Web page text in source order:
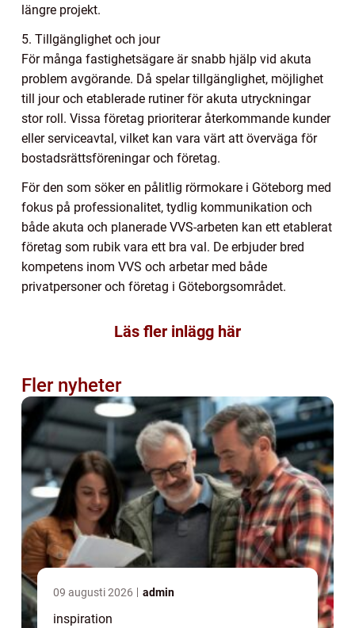
längre projekt.
5. Tillgänglighet och jour
För många fastighetsägare är snabb hjälp vid akuta
problem avgörande. Då spelar tillgänglighet, möjlighet
till jour och etablerade rutiner för akuta utryckningar
stor roll. Vissa företag prioriterar återkommande kunder
eller serviceavtal, vilket kan vara värt att överväga för
bostadsrättsföreningar och företag.
För den som söker en pålitlig rörmokare i Göteborg med
fokus på professionalitet, tydlig kommunikation och
både akuta och planerade VVS-arbeten kan ett etablerat
företag som rubik vara ett bra val. De erbjuder bred
kompetens inom VVS och arbetar med både
privatpersoner och företag i Göteborgsområdet.
Läs fler inlägg här
Fler nyheter
09 augusti 2026 admin
inspiration